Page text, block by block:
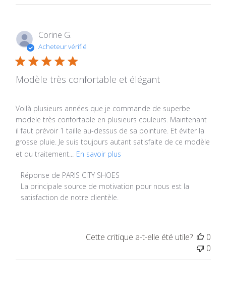
Corine G.
Acheteur vérifié
Modèle très confortable et élégant
Voilà plusieurs années que je commande de superbe
modele très confortable en plusieurs couleurs. Maintenant
il faut prévoir 1 taille au-dessus de sa pointure. Et éviter la
grosse pluie. Je suis toujours autant satisfaite de ce modèle
et du traitement...
En savoir plus
Commentaires du propriétaire du magasin sur l'examen
Réponse de PARIS CITY SHOES
La principale source de motivation pour nous est la
satisfaction de notre clientèle.
Cette critique a-t-elle été utile?
0
0